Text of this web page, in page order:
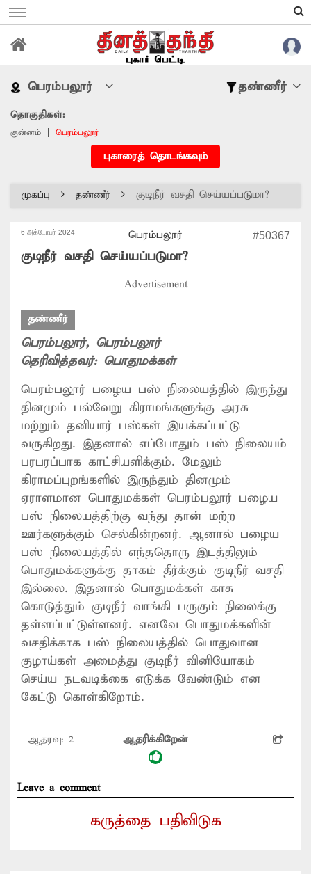
பெரம்பலூர் தண்ணீர்
தொகுதிகள்:
குன்னம் பெரம்பலூர்
புகாரைத் தொடங்கவும்
முகப்பு தண்ணீர் குடிநீர் வசதி செய்யப்படுமா?
6 அக்டோபர் 2024 பெரம்பலூர் #50367
குடிநீர் வசதி செய்யப்படுமா?
Advertisement
தண்ணீர்
பெரம்பலூர், பெரம்பலூர்
தெரிவித்தவர்: பொதுமக்கள்
பெரம்பலூர் பழைய பஸ் நிலையத்தில் இருந்து
தினமும் பல்வேறு கிராமங்களுக்கு அரசு
மற்றும் தனியார் பஸ்கள் இயக்கப்பட்டு
வருகிறது. இதனால் எப்போதும் பஸ் நிலையம்
பரபரப்பாக காட்சியளிக்கும். மேலும்
கிராமப்புறங்களில் இருந்தும் தினமும்
ஏராளமான பொதுமக்கள் பெரம்பலூர் பழைய
பஸ் நிலையத்திற்கு வந்து தான் மற்ற
ஊர்களுக்கும் செல்கின்றனர். ஆனால் பழைய
பஸ் நிலையத்தில் எந்ததொரு இடத்திலும்
பொதுமக்களுக்கு தாகம் தீர்க்கும் குடிநீர் வசதி
இல்லை. இதனால் பொதுமக்கள் காசு
கொடுத்தும் குடிநீர் வாங்கி பருகும் நிலைக்கு
தள்ளப்பட்டுள்ளனர். எனவே பொதுமக்களின்
வசதிக்காக பஸ் நிலையத்தில் பொதுவான
குழாய்கள் அமைத்து குடிநீர் வினியோகம்
செய்ய நடவடிக்கை எடுக்க வேண்டும் என
கேட்டு கொள்கிறோம்.
ஆதரவு: 2 ஆதரிக்கிறேன்
Leave a comment
கருத்தை பதிவிடுக